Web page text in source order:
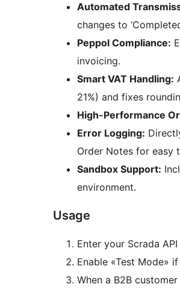
Automated
changes to
Peppol Compliance:
invoicing.
Smart VAT Handling:
21%) and fixes
High-Performance
Error Logging:
Order Notes for easy
Sandbox Support:
environment.
Usage
Enter your Scrada
Enable «Test Mode»
When a B2B